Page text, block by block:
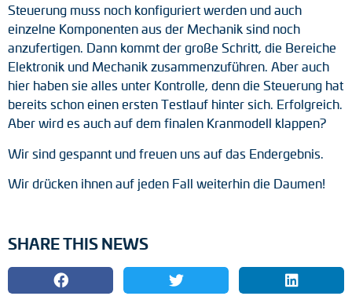
Steuerung muss noch konfiguriert werden und auch
einzelne Komponenten aus der Mechanik sind noch
anzufertigen. Dann kommt der große Schritt, die Bereiche
Elektronik und Mechanik zusammenzuführen. Aber auch
hier haben sie alles unter Kontrolle, denn die Steuerung hat
bereits schon einen ersten Testlauf hinter sich. Erfolgreich.
Aber wird es auch auf dem finalen Kranmodell klappen?
Wir sind gespannt und freuen uns auf das Endergebnis.
Wir drücken ihnen auf jeden Fall weiterhin die Daumen!
SHARE THIS NEWS